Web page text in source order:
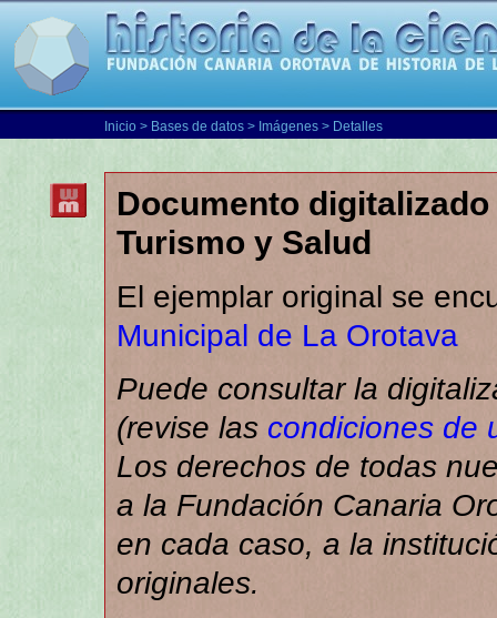
Inicio > Bases de datos > Imágenes > Detalles
Documento
Turismo y Salud
El ejemplar original se
Municipal de La Orotava
Puede consultar la
(revise las condiciones de
Los derechos de todas
a la Fundación Canaria
en cada caso, a la
originales.